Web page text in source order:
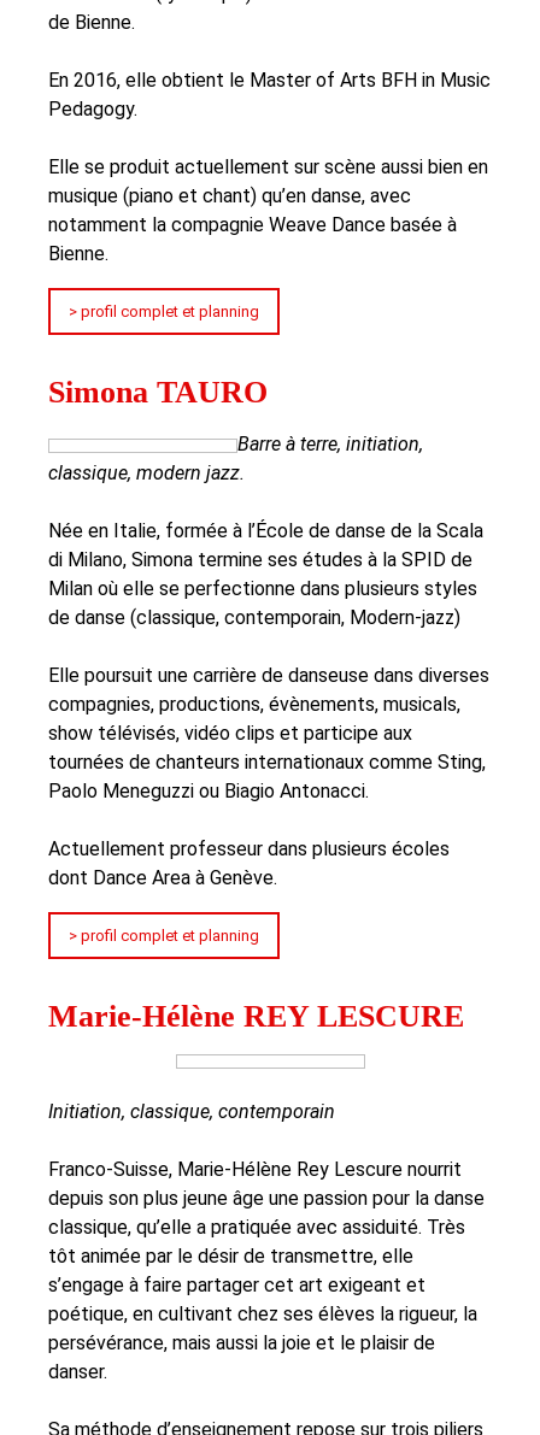
de Bienne.
En 2016, elle obtient le Master of Arts BFH in Music
Pedagogy.
Elle se produit actuellement sur scène aussi bien en
musique (piano et chant) qu’en danse, avec
notamment la compagnie Weave Dance basée à
Bienne.
> profil complet et planning
Simona TAURO
Barre à terre, initiation,
classique, modern jazz.
Née en Italie, formée à l’École de danse de la Scala
di Milano, Simona termine ses études à la SPID de
Milan où elle se perfectionne dans plusieurs styles
de danse (classique, contemporain, Modern-jazz)
Elle poursuit une carrière de danseuse dans diverses
compagnies, productions, évènements, musicals,
show télévisés, vidéo clips et participe aux
tournées de chanteurs internationaux comme Sting,
Paolo Meneguzzi ou Biagio Antonacci.
Actuellement professeur dans plusieurs écoles
dont Dance Area à Genève.
> profil complet et planning
Marie-Hélène REY LESCURE
Initiation, classique, contemporain
Franco-Suisse, Marie-Hélène Rey Lescure nourrit
depuis son plus jeune âge une passion pour la danse
classique, qu’elle a pratiquée avec assiduité. Très
tôt animée par le désir de transmettre, elle
s’engage à faire partager cet art exigeant et
poétique, en cultivant chez ses élèves la rigueur, la
persévérance, mais aussi la joie et le plaisir de
danser.
Sa méthode d’enseignement repose sur trois piliers